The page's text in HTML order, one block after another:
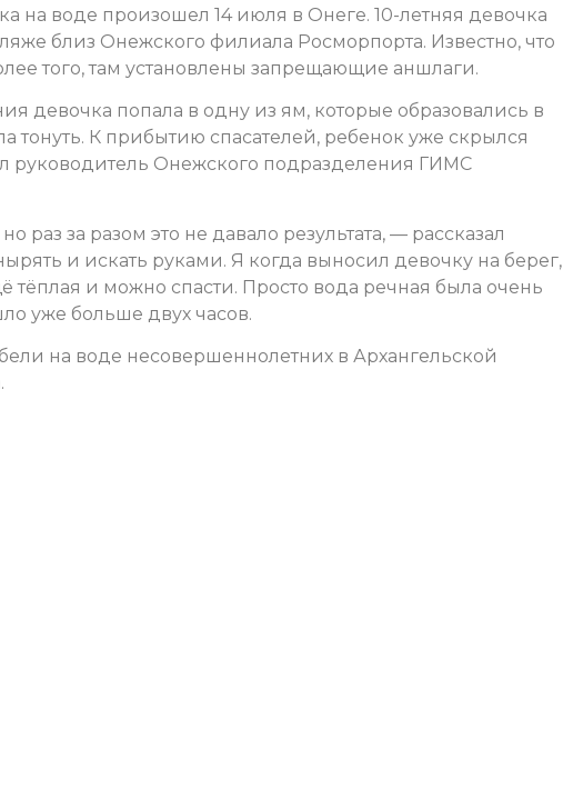
на воде произошел 14 июля в Онеге. 10-летняя девочка
близ Онежского филиала Росморпорта. Известно, что
того, там установлены запрещающие аншлаги.
девочка попала в одну из ям, которые образовались в
тонуть. К прибытию спасателей, ребенок уже скрылся
руководитель Онежского подразделения ГИМС
за разом это не давало результата, — рассказал
и искать руками. Я когда выносил девочку на берег,
тёплая и можно спасти. Просто вода речная была очень
уже больше двух часов.
на воде несовершеннолетних в Архангельской